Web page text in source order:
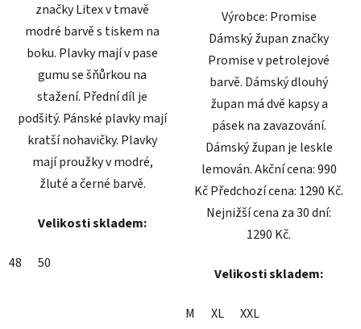
značky Litex v tmavě
modré barvě s tiskem na
boku. Plavky mají v pase
gumu se šňůrkou na
stažení. Přední díl je
podšitý. Pánské plavky mají
kratší nohavičky. Plavky
mají proužky v modré,
žluté a černé barvě.
Velikosti skladem:
48 50
Výrobce: Promise
Dámský župan značky
Promise v petrolejové
barvě. Dámský dlouhý
župan má dvě kapsy a
pásek na zavazování.
Dámský župan je leskle
lemován. Akční cena: 990
Kč Předchozí cena: 1290 Kč.
Nejnižší cena za 30 dní:
1290 Kč.
Velikosti skladem:
M XL XXL